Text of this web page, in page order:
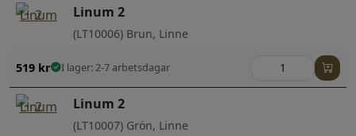
Linum 2
(LT10006) Brun, Linne
519 kr I lager: 2-7 arbetsdagar
Linum 2
(LT10007) Grön, Linne